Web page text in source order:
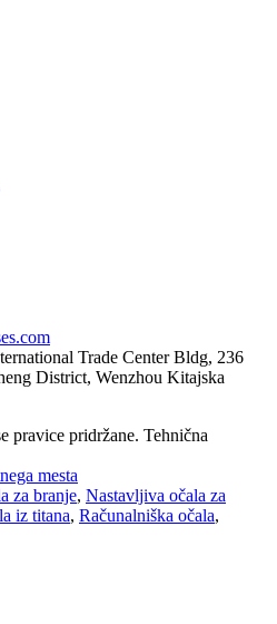
Trade Center Bldg, 236
District, Wenzhou Kitajska
pridržane. Tehnična
mesta
za branje, Nastavljiva očala za
iz titana, Računalniška očala,